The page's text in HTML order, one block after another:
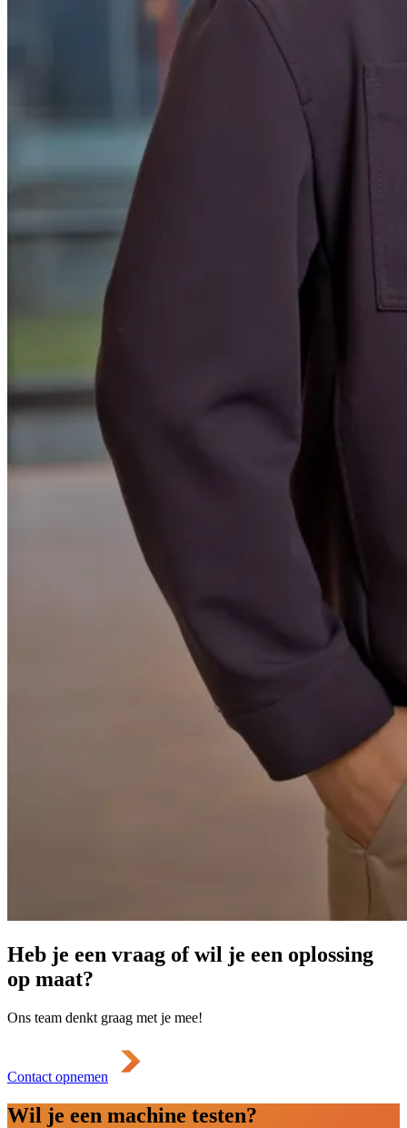
Heb je een vraag of wil je een oplossing
op maat?
Ons team denkt graag met je mee!
Contact opnemen
Wil je een machine testen?